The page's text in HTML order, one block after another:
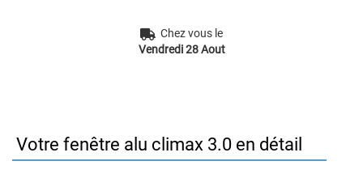
Chez vous le
Vendredi 28 Aout
Votre fenêtre alu climax 3.0 en détail